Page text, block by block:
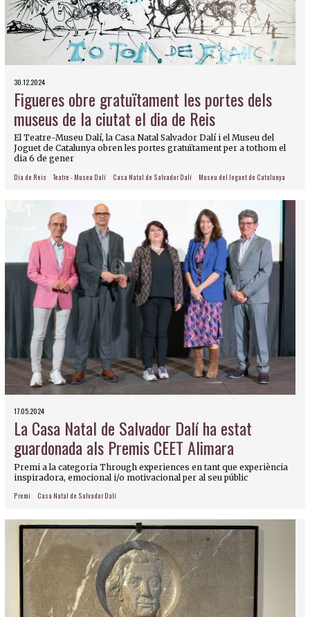
30.12.2024
Figueres obre gratuïtament les portes dels
museus de la ciutat el dia de Reis
El Teatre-Museu Dalí, la Casa Natal Salvador Dalí i el Museu del
Joguet de Catalunya obren les portes gratuïtament per a tothom el
dia 6 de gener
Dia de Reis Teatre - Museu Dalí Casa Natal de Salvador Dalí Museu del Joguet de Catalunya
17.05.2024
La Casa Natal de Salvador Dalí ha estat
guardonada als Premis CEET Alimara
Premi a la categoria Through experiences en tant que experiència
inspiradora, emocional i/o motivacional per al seu públic
Premi Casa Natal de Salvador Dalí